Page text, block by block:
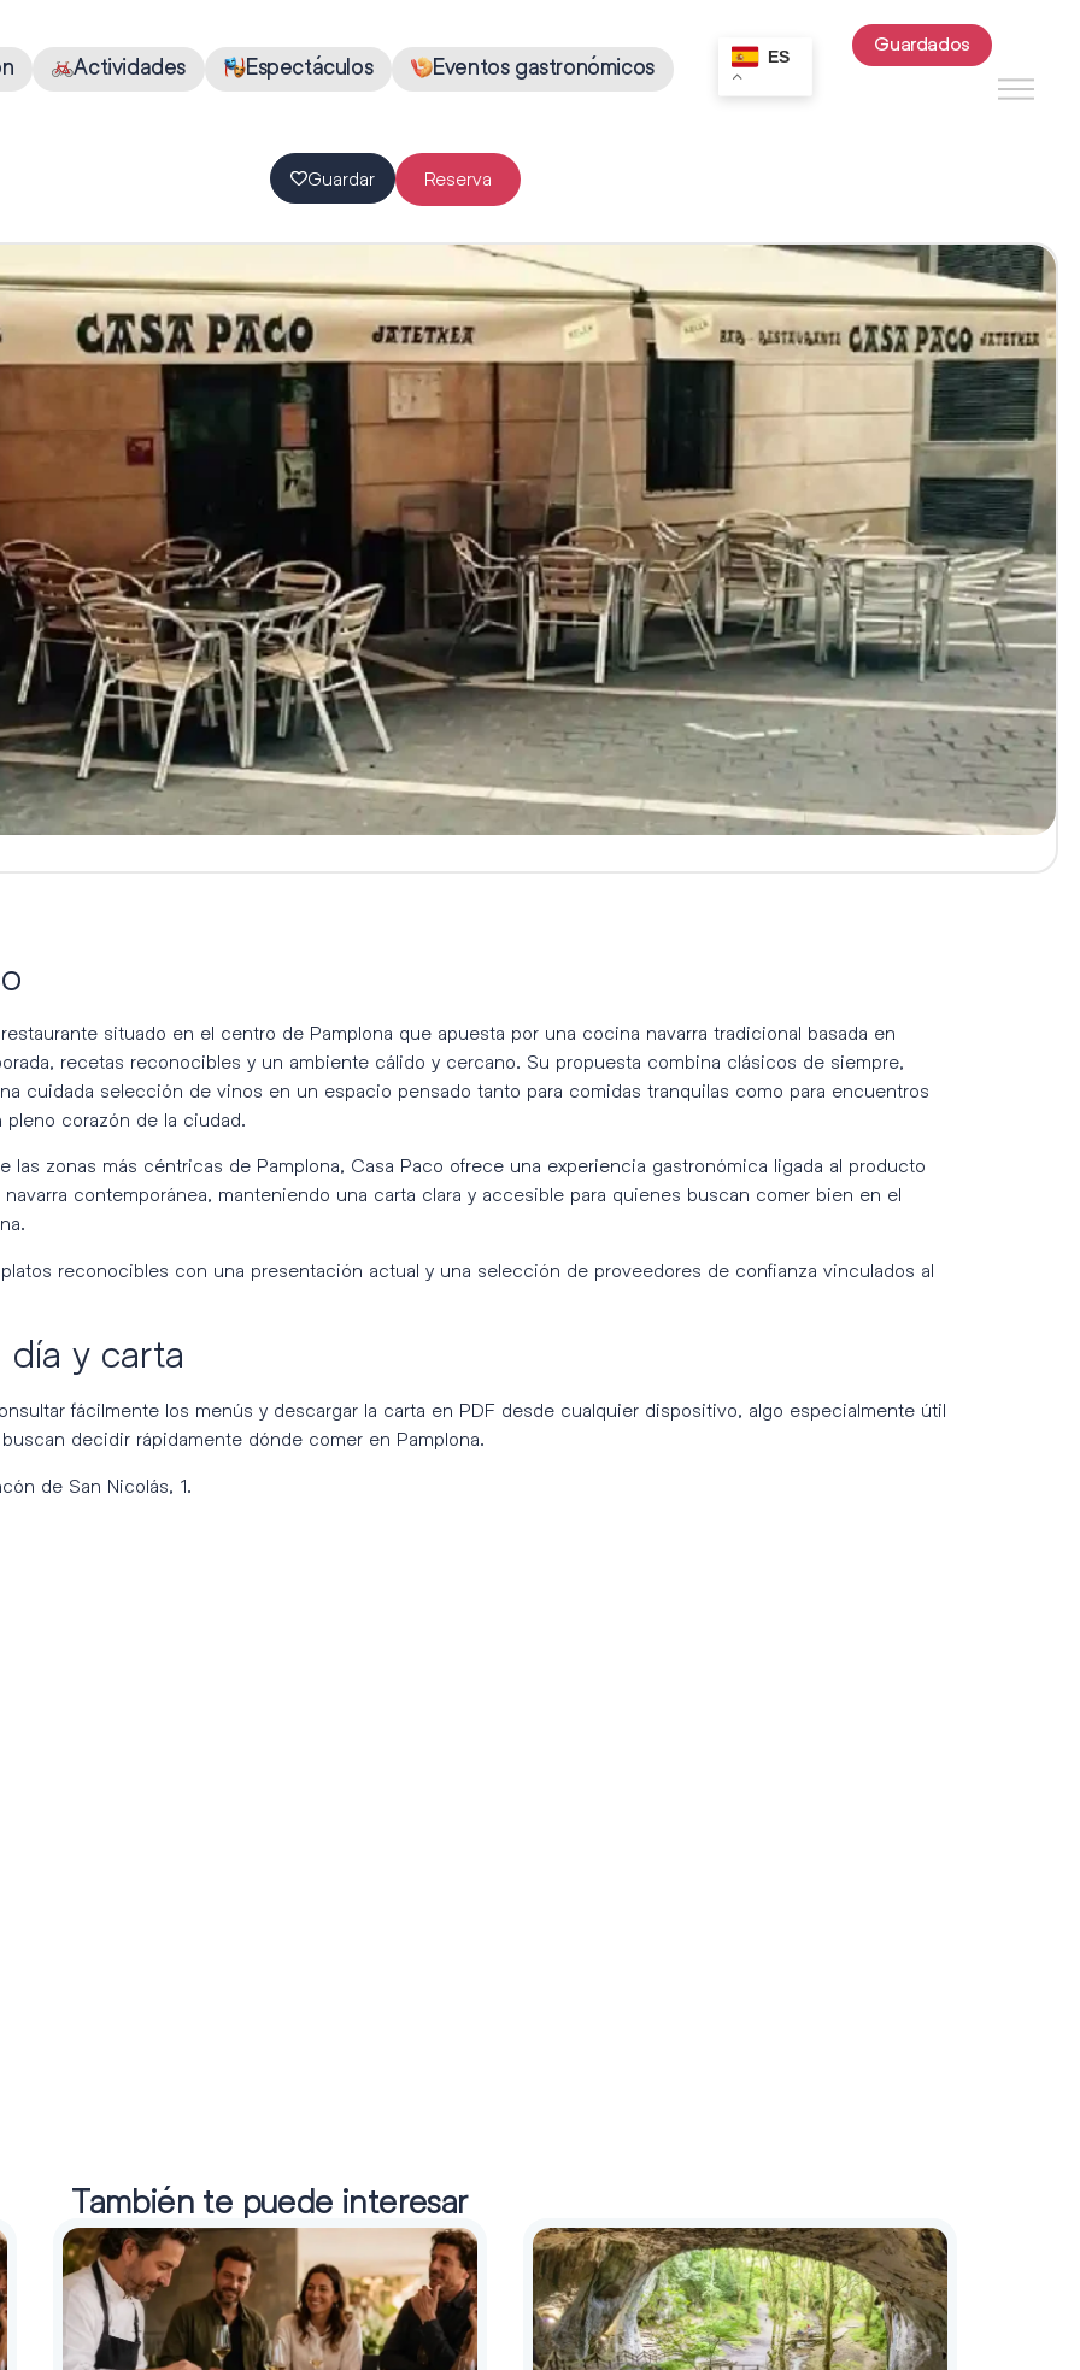
Actividades Espectáculos Eventos gastronómicos ES
Guardados
Guardar Reserva
situado en el centro de Pamplona que apuesta por una cocina navarra tradicional basada en
recetas reconocibles y un ambiente cálido y cercano. Su propuesta combina clásicos de siempre,
cuidada selección de vinos en un espacio pensado tanto para comidas tranquilas como para encuentros
pleno corazón de la ciudad.
las zonas más céntricas de Pamplona, Casa Paco ofrece una experiencia gastronómica ligada al producto
contemporánea, manteniendo una carta clara y accesible para quienes buscan comer bien en el
reconocibles con una presentación actual y una selección de proveedores de confianza vinculados al
día y carta
fácilmente los menús y descargar la carta en PDF desde cualquier dispositivo, algo especialmente útil
decidir rápidamente dónde comer en Pamplona.
de San Nicolás, 1.
También te puede interesar